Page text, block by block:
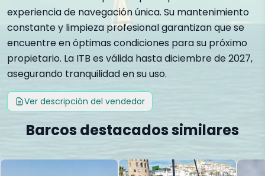
experiencia de navegación única. Su mantenimiento
constante y limpieza profesional garantizan que se
encuentre en óptimas condiciones para su próximo
propietario. La ITB es válida hasta diciembre de 2027,
asegurando tranquilidad en su uso.
Ver descripción del vendedor
Barcos destacados similares